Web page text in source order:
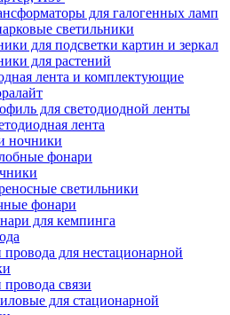
для галогенных ламп
светильники
для подсветки картин и зеркал
для растений
лента и комплектующие
для светодиодной ленты
лента
ночники
фонари
светильники
фонари
для кемпинга
для нестационарной
связи
для стационарной